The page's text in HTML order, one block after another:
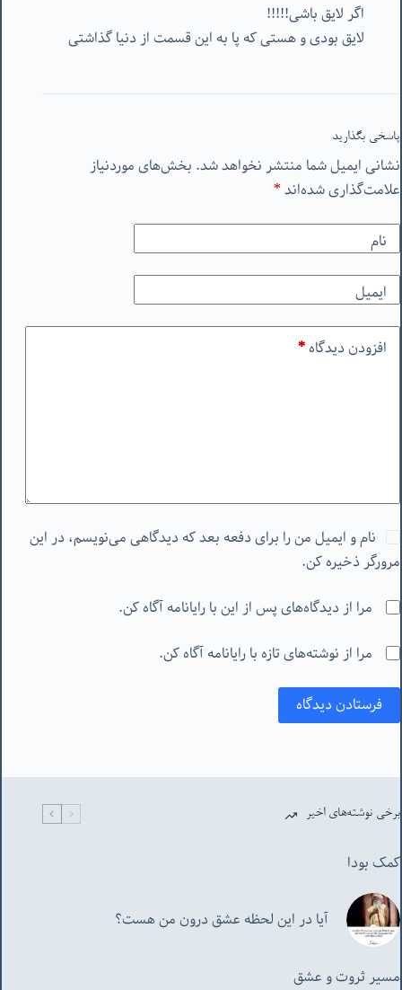
اگر لایق باشی!!!!!
لایق بودی و هستی که پا به این قسمت از دنیا گذاشتی
پاسخی بگذارید
نشانی ایمیل شما منتشر نخواهد شد. بخش‌های موردنیاز
علامت‌گذاری شده‌اند*
نام
ایمیل
افزودن دیدگاه*
نام و ایمیل من را برای دفعه بعد که دیدگاهی می‌نویسم، در این
مرورگر ذخیره کن.
مرا از دیدگاه‌های پس از این با رایانامه آگاه کن.
مرا از نوشته‌های تازه با رایانامه آگاه کن.
فرستادن دیدگاه
برخی نوشته‌های اخیر
کمک بودا
آیا در این لحظه عشق درون من هست؟
مسیر ثروت و عشق